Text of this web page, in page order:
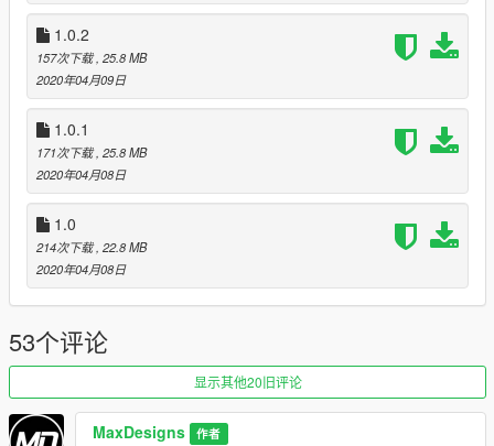
Nutzungsbedingungen:
1. Es ist strengstens untersagt, diese Datei modifiziert und /
oder erneut hochzuladen
2. Es ist ebenfalls untersagt, diese Datei auf anderen
Webseiten erneut hochzuladen
3. Sollte es geplant sein, diese Datei auf einem Server wie
FiveM (o.Ä.) zu verweden, so wird
die klare, eindeutige, schriftlich nachweisbare Einverständnis
von MaxDesigns benötigt!
Props
Ich möchte folgenden Leuten noch danken:
Falcoon für die Hilfe und Bilder
Beine zu stellen =)
Joint meinem Discord für mehr: https://discord.gg/bkHafn3
Changelogs
1.0.2
157次下载 , 25.8 MB
2020年04月09日
1.0.1
171次下载 , 25.8 MB
2020年04月08日
1.0
214次下载 , 22.8 MB
2020年04月08日
53个评论
显示其他20旧评论
MaxDesigns 作者